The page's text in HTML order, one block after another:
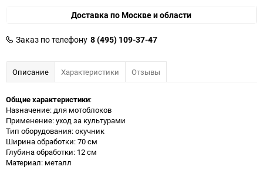
Доставка по Москве и области
Заказ по телефону 8 (495) 109-37-47
Описание Характеристики Отзывы
Общие характеристики:
Назначение: для мотоблоков
Применение: уход за культурами
Тип оборудования: окучник
Ширина обработки: 70 см
Глубина обработки: 12 см
Материал: металл